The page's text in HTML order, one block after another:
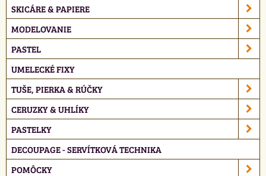
SKICÁRE & PAPIERE
MODELOVANIE
PASTEL
UMELECKÉ FIXY
TUŠE, PIERKA & RÚČKY
CERUZKY & UHLÍKY
PASTELKY
DECOUPAGE - SERVÍTKOVÁ TECHNIKA
POMÔCKY